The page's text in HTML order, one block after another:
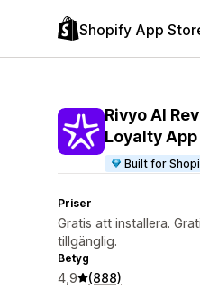
Shopify App
Rivyo AI
Loyalty App
Built for
Priser
Gratis att installera.
tillgänglig.
Betyg
4,9 (888)